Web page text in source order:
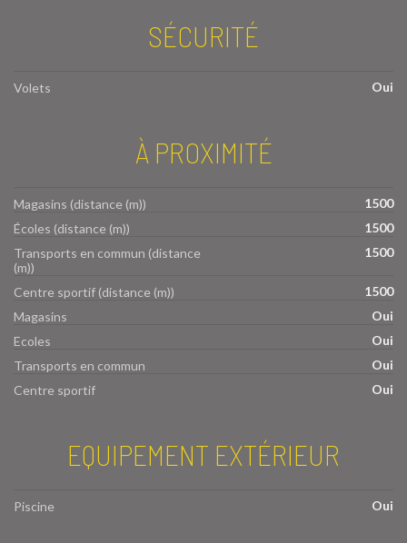
SÉCURITÉ
Volets Oui
À PROXIMITÉ
Magasins (distance (m))
1500
Écoles (distance (m))
1500
Transports en commun (distance
(m))
1500
Centre sportif (distance (m))
1500
Magasins
Oui
Ecoles
Oui
Transports en commun
Oui
Centre sportif
Oui
EQUIPEMENT EXTÉRIEUR
Piscine Oui